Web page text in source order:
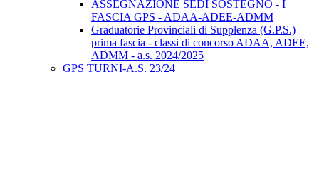
ASSEGNAZIONE SEDI SOSTEGNO - I
FASCIA GPS - ADAA-ADEE-ADMM
Graduatorie Provinciali di Supplenza (G.P.S.)
prima fascia - classi di concorso ADAA, ADEE,
ADMM - a.s. 2024/2025
GPS TURNI-A.S. 23/24